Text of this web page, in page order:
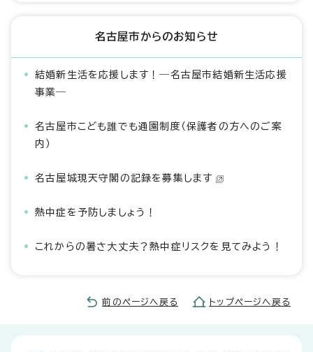
名古屋市からのお知らせ
結婚新生活を応援します！―名古屋市結婚新生活応援
事業―
名古屋市こども誰でも通園制度（保護者の方へのご案
内）
名古屋城現天守閣の記録を募集します
熱中症を予防しましょう！
これからの暑さ大丈夫？熱中症リスクを見てみよう！
前のページへ戻る トップページへ戻る